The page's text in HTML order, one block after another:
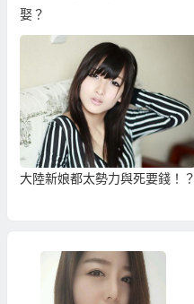
娶？
大陸新娘都太勢力與死要錢！？